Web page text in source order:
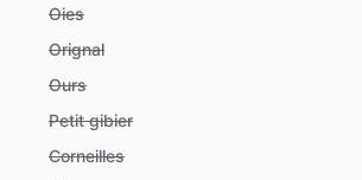
Oies
Orignal
Ours
Petit gibier
Corneilles